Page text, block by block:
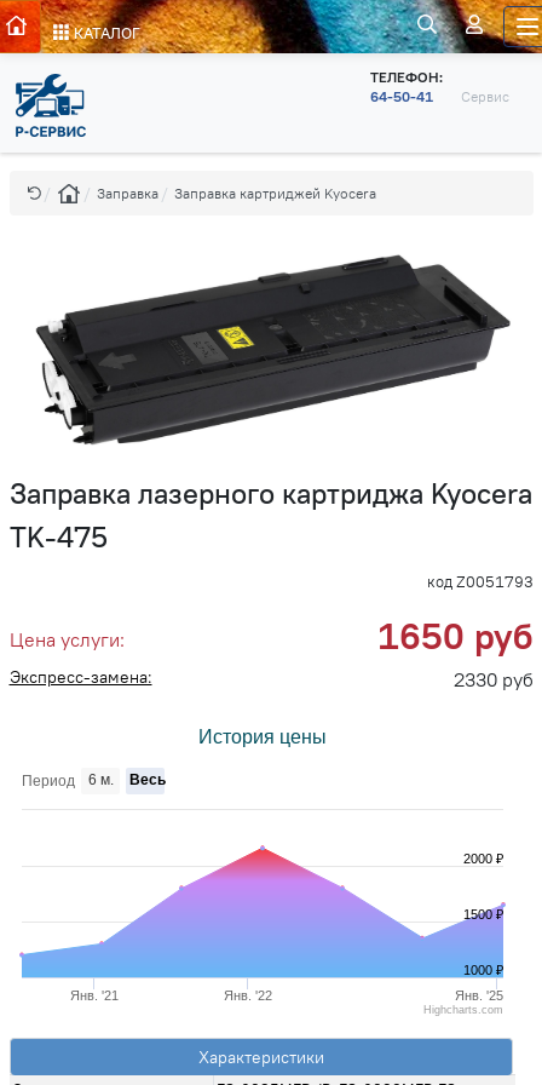
КАТАЛОГ
ТЕЛЕФОН:
64-50-41
Сервис
Заправка Заправка картриджей Kyocera
Заправка лазерного картриджа Kyocera
TK-475
код Z0051793
Цена услуги: 1650 руб
Экспресс-замена: 2330 руб
История цены
Янв. '21 Янв. '22 Янв. '25
1000 ₽
1500 ₽
2000 ₽
Период 6 м. Весь
Highcharts.com
Характеристики